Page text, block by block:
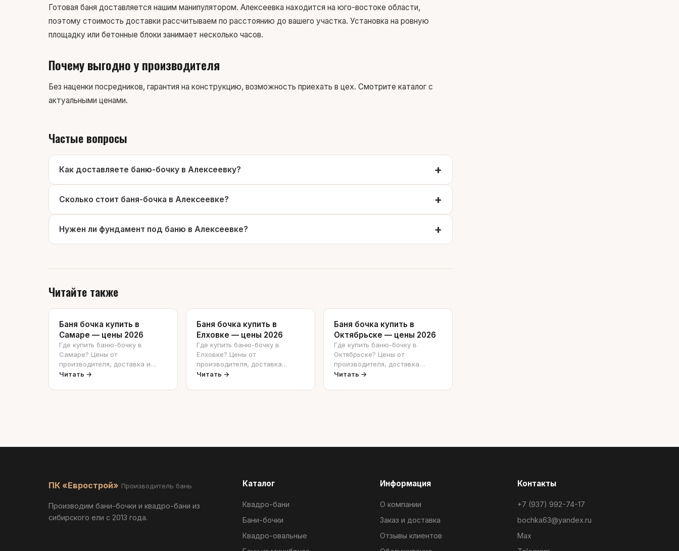
Готовая баня доставляется нашим манипулятором. Алексеевка находится на юго-востоке области,
поэтому стоимость доставки рассчитываем по расстоянию до вашего участка. Установка на ровную
площадку или бетонные блоки занимает несколько часов.
Почему выгодно у производителя
Без наценки посредников, гарантия на конструкцию, возможность приехать в цех. Смотрите каталог с
актуальными ценами.
Частые вопросы
Как доставляете баню-бочку в Алексеевку?
Сколько стоит баня-бочка в Алексеевке?
Нужен ли фундамент под баню в Алексеевке?
Читайте также
Баня бочка купить в
Самаре — цены 2026
Где купить баню-бочку в
Самаре? Цены от
производителя, доставка и
установка под ключ.
Читать →
Баня бочка купить в
Елховке — цены 2026
Где купить баню-бочку в
Елховке? Цены от
производителя, доставка
манипулятором, установка под
Читать →
Баня бочка купить в
Октябрьске — цены 2026
Где купить баню-бочку в
Октябрьске? Цены от
производителя, доставка
манипулятором, установка под
Читать →
ПК «Еврострой» Производитель бань
Производим бани-бочки и квадро-бани из
сибирского ели с 2013 года.
Каталог
Квадро-бани
Бани-бочки
Квадро-овальные
Информация
О компании
Заказ и доставка
Отзывы клиентов
Контакты
+7 (937) 992-74-17
bochka63@yandex.ru
Max